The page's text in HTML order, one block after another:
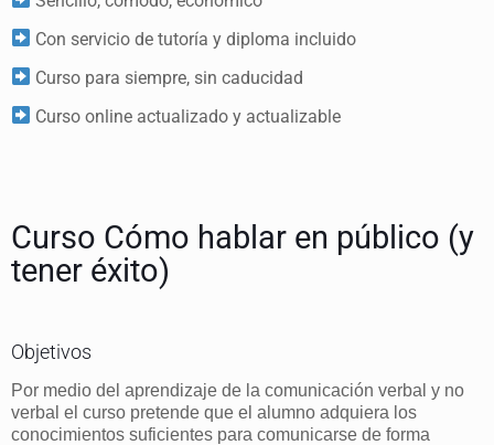
Con servicio de tutoría y diploma incluido
Curso para siempre, sin caducidad
Curso online actualizado y actualizable
Curso Cómo hablar en público (y
tener éxito)
Objetivos
Por medio del aprendizaje de la comunicación verbal y no
verbal el curso pretende que el alumno adquiera los
conocimientos suficientes para comunicarse de forma